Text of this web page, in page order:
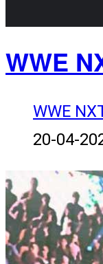
WWE
WWE
20-04-